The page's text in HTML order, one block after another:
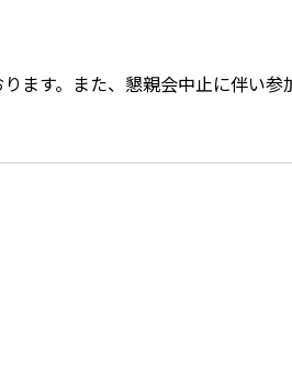
ます。また、懇親会中止に伴い参